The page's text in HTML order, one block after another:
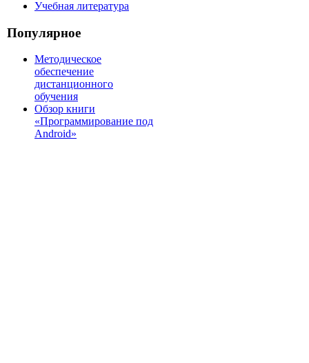
Учебная литература
Популярное
Методическое
обеспечение
дистанционного
обучения
Обзор книги
«Программирование под
Android»